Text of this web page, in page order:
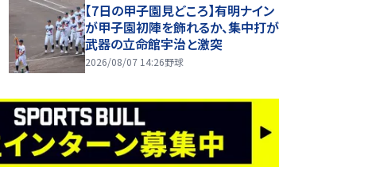
【7日の甲子園見どころ】有明ナイン
が甲子園初陣を飾れるか、集中打が
武器の立命館宇治と激突
2026/08/07 14:26野球